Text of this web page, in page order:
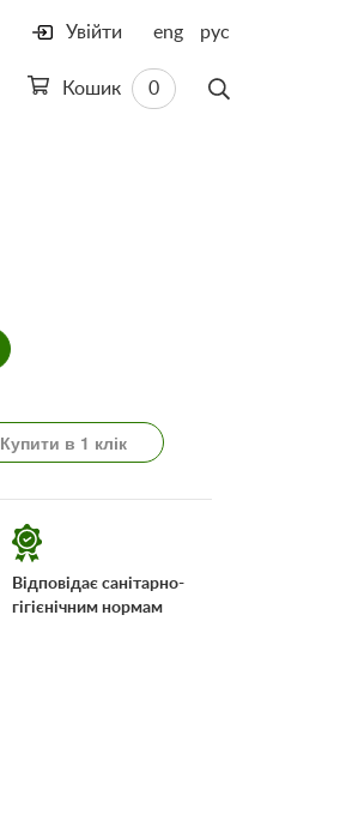
Увійти
Кошик 0
eng рус
Купити в 1 клік
Відповідає санітарно-
гігієнічним нормам